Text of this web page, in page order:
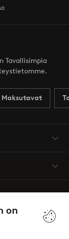
on
Tavallisimpia
Maksutavat